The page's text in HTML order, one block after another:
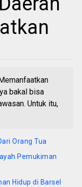
bakal bisa
Untuk itu,
Orang Tua
Pemukiman
Hidup di Barsel